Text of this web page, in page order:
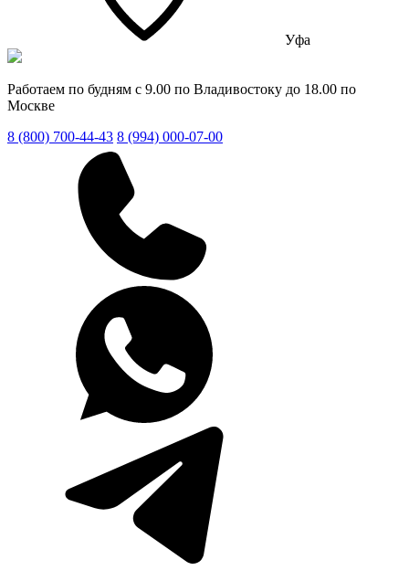
Уфа
Работаем по будням с 9.00 по Владивостоку до 18.00 по
Москве
8 (800) 700-44-43 8 (994) 000-07-00